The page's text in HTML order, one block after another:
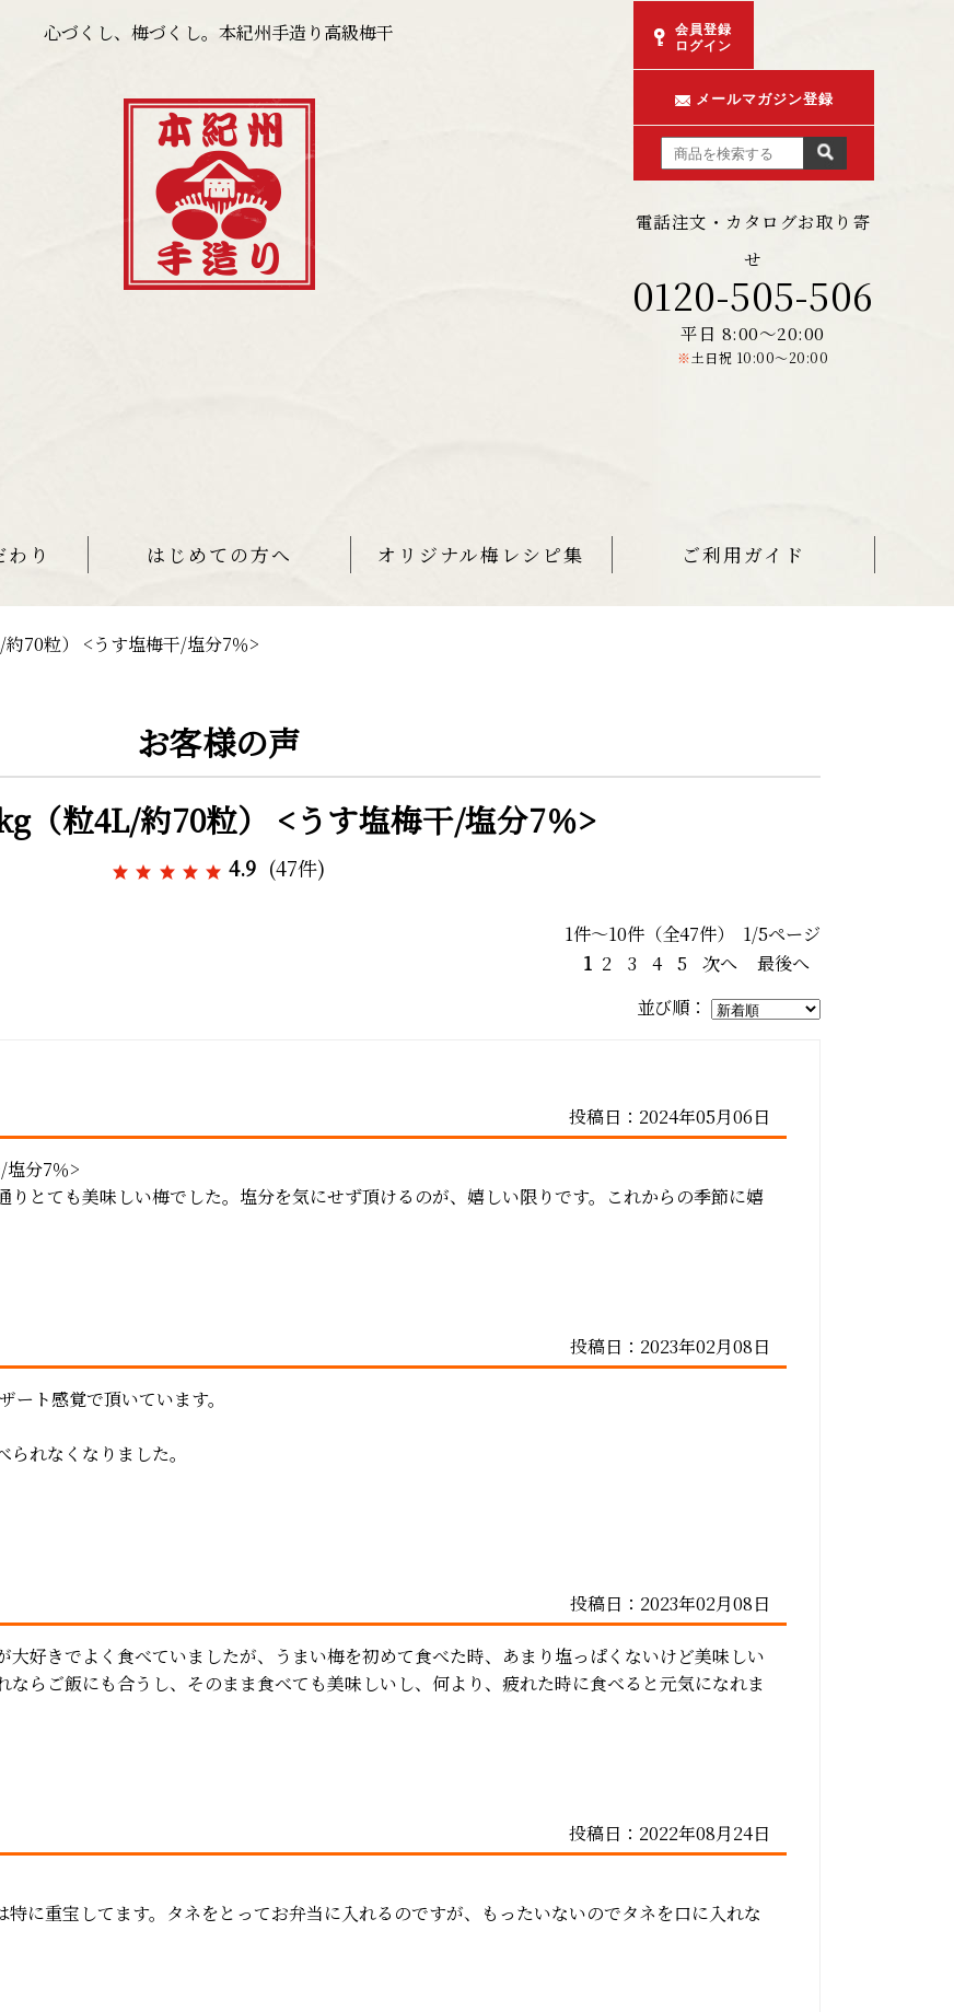
心づくし、梅づくし。本紀州手造り高級梅干
会員登録
ログイン
メールマガジン登録
電話注文・カタログお取り寄
せ
0120-505-506
平日 8:00～20:00
※土日祝 10:00～20:00
り はじめての方へ オリジナル梅レシピ集 ご利用ガイド
70粒） <うす塩梅干/塩分7％>
お客様の声
（粒4L/約70粒） <うす塩梅干/塩分7％>
4.9 (47件)
1件～10件（全47件） 1/5ページ
1 2 3 4 5 次へ
最後へ
並び順：
投稿日：2024年05月06日
塩分7％>
とても美味しい梅でした。塩分を気にせず頂けるのが、嬉しい限りです。これからの季節に嬉
投稿日：2023年02月08日
ート感覚で頂いています。
れなくなりました。
投稿日：2023年02月08日
好きでよく食べていましたが、うまい梅を初めて食べた時、あまり塩っぱくないけど美味しい
らご飯にも合うし、そのまま食べても美味しいし、何より、疲れた時に食べると元気になれま
投稿日：2022年08月24日
に重宝してます。タネをとってお弁当に入れるのですが、もったいないのでタネを口に入れな